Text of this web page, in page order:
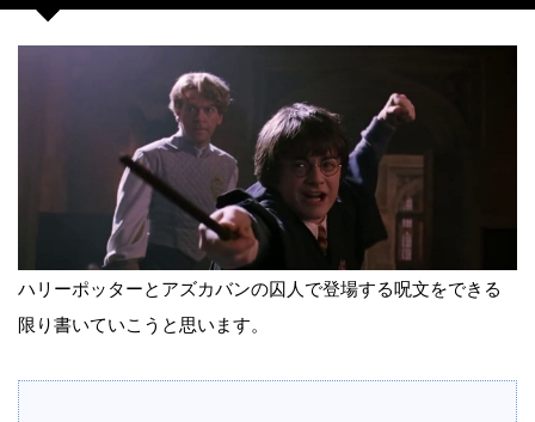
ハリーポッターとアズカバンの囚人で登場する呪文をできる
限り書いていこうと思います。